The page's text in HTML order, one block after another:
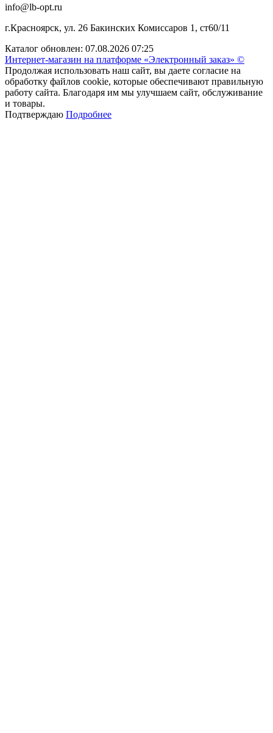
info@lb-opt.ru
г.Красноярск, ул. 26 Бакинских Комиссаров 1, ст60/11
Каталог обновлен: 07.08.2026 07:25
Интернет-магазин на платформе «Электронный заказ» ©
Продолжая использовать наш сайт, вы даете согласие на
обработку файлов cookie, которые обеспечивают правильную
работу сайта. Благодаря им мы улучшаем сайт, обслуживание
и товары.
Подтверждаю Подробнее